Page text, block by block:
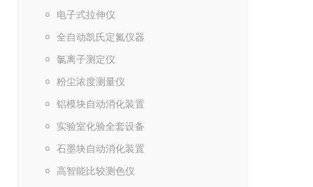
电子式拉伸仪
全自动凯氏定氮仪器
氯离子测定仪
粉尘浓度测量仪
铝模块自动消化装置
实验室化验全套设备
石墨块自动消化装置
高智能比较测色仪